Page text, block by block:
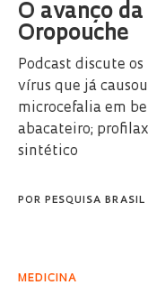
O avanço
Oropouche
Podcast discute
vírus que já
microcefalia em
abacateiro;
sintético
POR PESQUISA BRASIL
MEDICINA